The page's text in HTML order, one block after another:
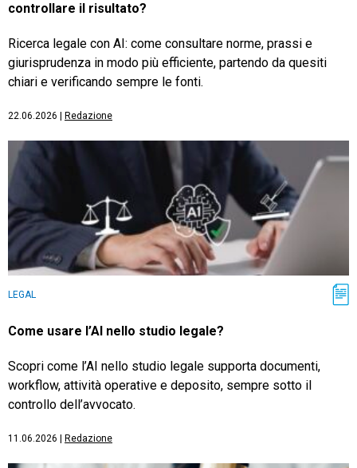
controllare il risultato?
Ricerca legale con AI: come consultare norme, prassi e
giurisprudenza in modo più efficiente, partendo da quesiti
chiari e verificando sempre le fonti.
22.06.2026 Redazione
LEGAL
Come usare l’AI nello studio legale?
Scopri come l’AI nello studio legale supporta documenti,
workflow, attività operative e deposito, sempre sotto il
controllo dell’avvocato.
11.06.2026 Redazione